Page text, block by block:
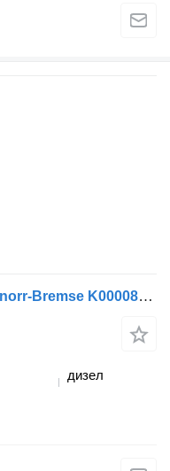
Главен вентил за сопирање Knorr-Bremse K000087 K044696 за камион Scania P,G,R,T-series (2004-2017)
дизел